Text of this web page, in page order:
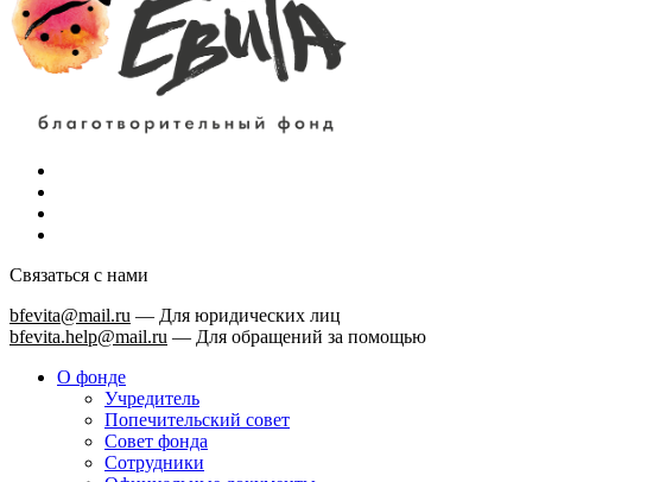
Связаться с нами
bfevita@mail.ru — Для юридических лиц
bfevita.help@mail.ru — Для обращений за помощью
О фонде
Учредитель
Попечительский совет
Совет фонда
Сотрудники